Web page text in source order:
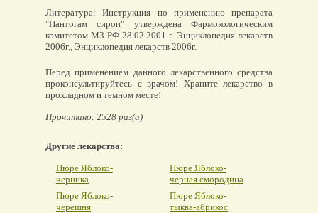
Литература: Инструкция по применению препарата
"Пантогам сироп" утверждена Фармокологическим
комитетом МЗ РФ 28.02.2001 г. Энциклопедия лекарств
2006г., Энциклопедия лекарств 2006г.
Перед применением данного лекарственного средства
проконсультируйтесь с врачом! Храните лекарство в
прохладном и темном месте!
Прочитано: 2528 раз(а)
Другие лекарства:
Пюре Яблоко-
черника
Пюре Яблоко-
черная смородина
Пюре Яблоко-
черешня
Пюре Яблоко-
тыква-абрикос